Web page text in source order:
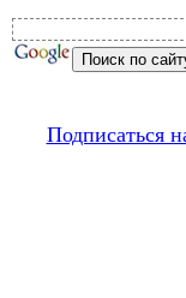
Подписаться